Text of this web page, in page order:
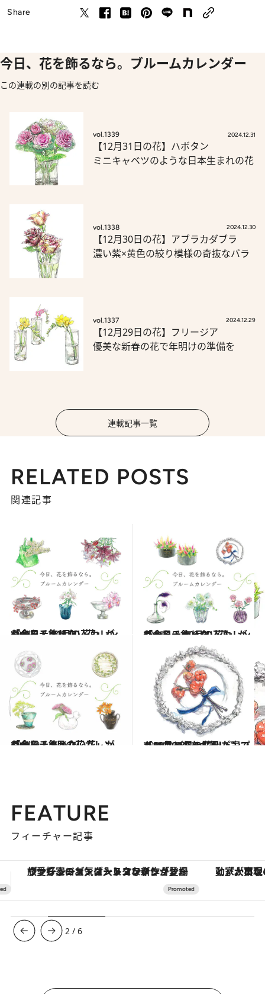
Share
今日、花を飾るなら。ブルームカレンダー
この連載の別の記事を読む
vol.1339 2024.12.31
【12月31日の花】ハボタン
ミニキャベツのような日本生まれの花
vol.1338 2024.12.30
【12月30日の花】アブラカダブラ
濃い紫×黄色の絞り模様の奇抜なバラ
vol.1337 2024.12.29
【12月29日の花】フリージア
優美な新春の花で年明けの準備を
連載記事一覧
RELATED POSTS
関連記事
2021.11.1
「今日、飾りたい花」がわかる！ 11月の花カレンダーをチェック
ライフスタイル 2021.10.1
「今日、飾りたい花」がわかる！ 10月の花カレンダーをチェック
ライフスタイル
2021.9.1
「今日、飾りたい花」がわかる！ 9月の花カレンダーをチェック
ライフスタイル 2021.10.31
【10月31日の花】パンプキン かぼちゃに似た実でハロウィンをお祝い
ライフスタイル
FEATURE
フィーチャー記事
「大事なのは地域の意識を変えること」。ロレックス賞受賞の自然保護活動家が実現させたナイジェリアの自然環境の復活
3 /6